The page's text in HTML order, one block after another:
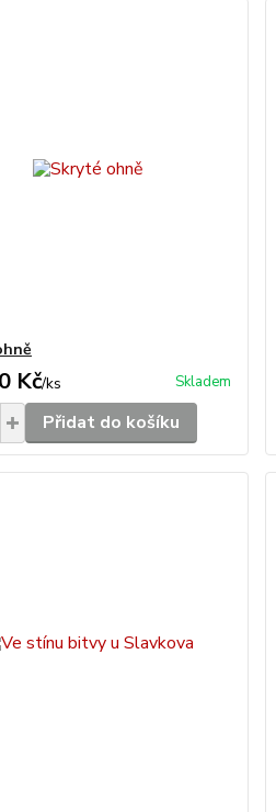
Kč/ks Skladem
Přidat do košíku